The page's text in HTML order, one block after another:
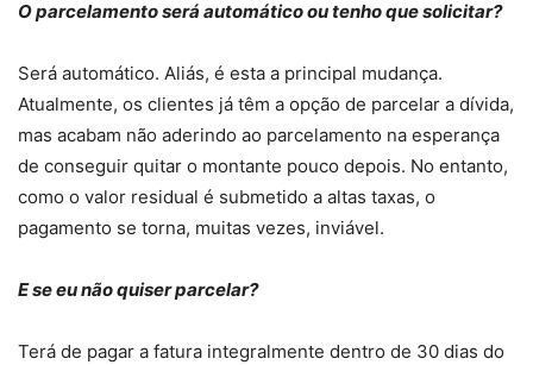
O parcelamento será automático ou tenho que solicitar?
Será automático. Aliás, é esta a principal mudança.
Atualmente, os clientes já têm a opção de parcelar a dívida,
mas acabam não aderindo ao parcelamento na esperança
de conseguir quitar o montante pouco depois. No entanto,
como o valor residual é submetido a altas taxas, o
pagamento se torna, muitas vezes, inviável.
E se eu não quiser parcelar?
Terá de pagar a fatura integralmente dentro de 30 dias do